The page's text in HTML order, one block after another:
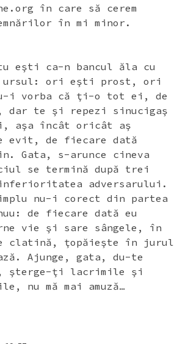
în care să cerem
în mi minor.
eşti ca-n bancul ăla cu
ursul: ori eşti prost, ori
i vorba că ţi-o tot ei, de
dar te şi repezi sinucigaş
aşa încât oricât aş
evit, de fiecare dată
Gata, s-arunce cineva
se termină după trei
adversarului.
nu-i corect din partea
de fiecare dată eu
vie şi sare sângele, în
clatină, ţopăieşte în jurul
Ajunge, gata, du-te
şterge-ţi lacrimile şi
nu mă mai amuză…